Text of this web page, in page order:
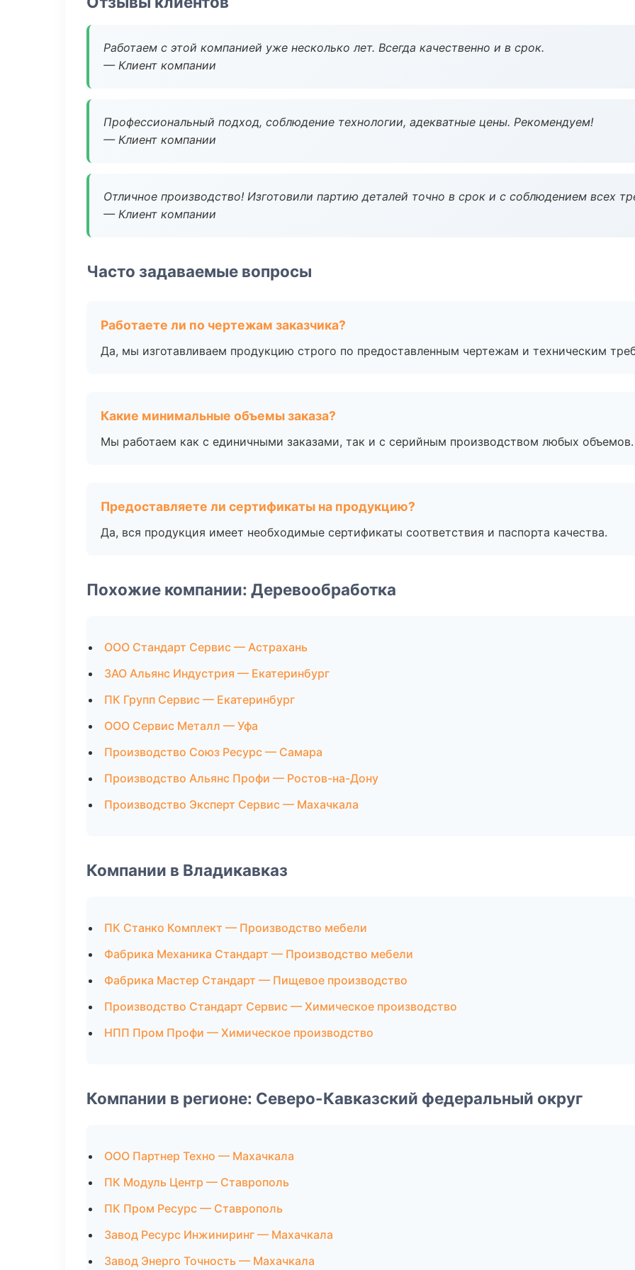
Работаем с этой компанией уже несколько лет. Всегда качественно и в срок.
— Клиент компании
Профессиональный подход, соблюдение технологии, адекватные цены. Рекомендуем!
— Клиент компании
Отличное производство! Изготовили партию деталей точно в срок и с соблюдением всех
— Клиент компании
Часто задаваемые вопросы
Работаете ли по чертежам заказчика?
Да, мы изготавливаем продукцию строго по предоставленным чертежам и техническим
Какие минимальные объемы заказа?
Мы работаем как с единичными заказами, так и с серийным производством любых объемов.
Предоставляете ли сертификаты на продукцию?
Да, вся продукция имеет необходимые сертификаты соответствия и паспорта качества.
Похожие компании: Деревообработка
ООО Стандарт Сервис — Астрахань
ЗАО Альянс Индустрия — Екатеринбург
ПК Групп Сервис — Екатеринбург
ООО Сервис Металл — Уфа
Производство Союз Ресурс — Самара
Производство Альянс Профи — Ростов-на-Дону
Производство Эксперт Сервис — Махачкала
Компании в Владикавказ
ПК Станко Комплект — Производство мебели
Фабрика Механика Стандарт — Производство мебели
Фабрика Мастер Стандарт — Пищевое производство
Производство Стандарт Сервис — Химическое производство
НПП Пром Профи — Химическое производство
Компании в регионе: Северо-Кавказский федеральный округ
ООО Партнер Техно — Махачкала
ПК Модуль Центр — Ставрополь
ПК Пром Ресурс — Ставрополь
Завод Ресурс Инжиниринг — Махачкала
Завод Энерго Точность — Махачкала